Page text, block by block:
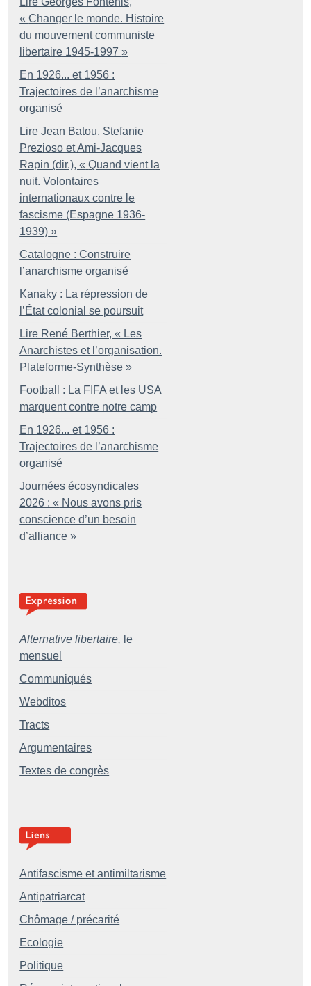
« Changer le monde. Histoire
du mouvement communiste
libertaire 1945-1997 »
En 1926... et 1956 :
Trajectoires de l’anarchisme
organisé
Lire Jean Batou, Stefanie
Prezioso et Ami-Jacques
Rapin (dir.), « Quand vient la
nuit. Volontaires
internationaux contre le
fascisme (Espagne 1936-
1939) »
Catalogne : Construire
l’anarchisme organisé
Kanaky : La répression de
l’État colonial se poursuit
Lire René Berthier, « Les
Anarchistes et l’organisation.
Plateforme-Synthèse »
Football : La FIFA et les USA
marquent contre notre camp
En 1926... et 1956 :
Trajectoires de l’anarchisme
organisé
Journées écosyndicales
2026 : « Nous avons pris
conscience d’un besoin
d’alliance »
Alternative libertaire, le
mensuel
Communiqués
Webditos
Tracts
Argumentaires
Textes de congrès
Antifascisme et antimiltarisme
Antipatriarcat
Chômage / précarité
Ecologie
Politique